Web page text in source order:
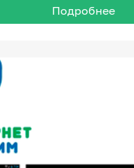
Подробнее